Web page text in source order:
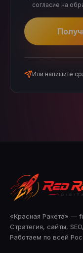
согласие на
Или напишите
«Красная Ракета» —
Стратегия, сайты,
Работаем по всей